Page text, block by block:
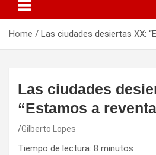
Home Las ciudades desiertas XX:
Las ciudades
“Estamos a
Gilberto Lopes
Tiempo de lectura: 8 minutos